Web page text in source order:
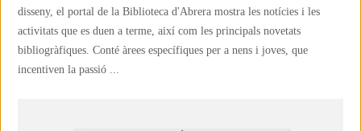
disseny, el portal de la Biblioteca d'Abrera mostra les notícies i les
activitats que es duen a terme, així com les principals novetats
bibliogràfiques. Conté àrees específiques per a nens i joves, que
incentiven la passió ...